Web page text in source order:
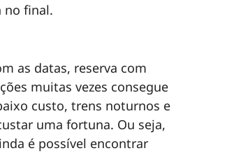
no final.
as datas, reserva com
muitas vezes consegue
custo, trens noturnos e
uma fortuna. Ou seja,
é possível encontrar